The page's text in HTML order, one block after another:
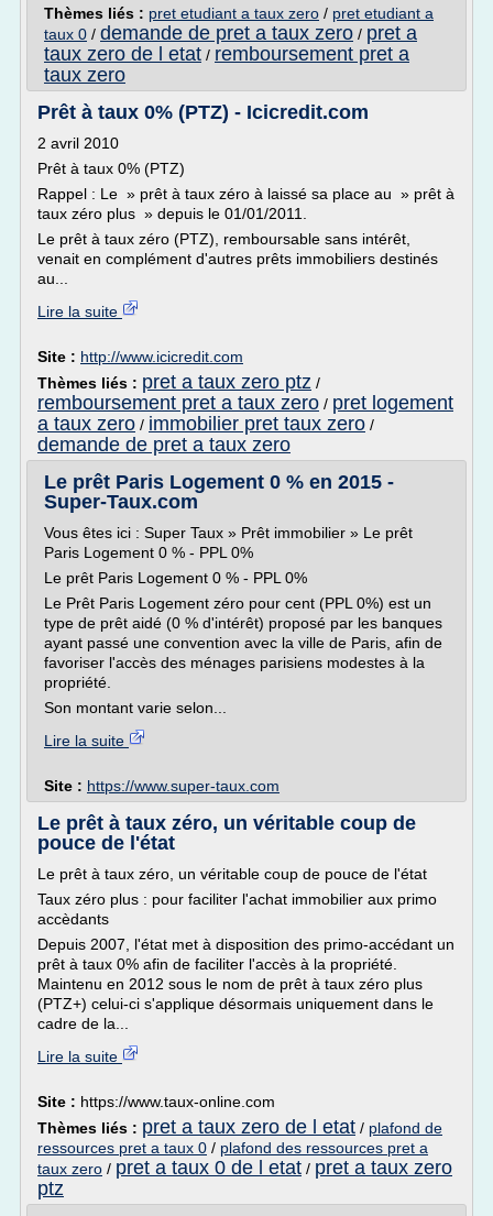
Thèmes liés : pret etudiant a taux zero / pret etudiant a
taux 0 / demande de pret a taux zero / pret a
taux zero de l etat / remboursement pret a
taux zero
Prêt à taux 0% (PTZ) - Icicredit.com
2 avril 2010
Prêt à taux 0% (PTZ)
Rappel : Le » prêt à taux zéro à laissé sa place au » prêt à
taux zéro plus » depuis le 01/01/2011.
Le prêt à taux zéro (PTZ), remboursable sans intérêt,
venait en complément d'autres prêts immobiliers destinés
au...
Lire la suite
Site : http://www.icicredit.com
Thèmes liés : pret a taux zero ptz /
remboursement pret a taux zero / pret logement
a taux zero / immobilier pret taux zero /
demande de pret a taux zero
Le prêt Paris Logement 0 % en 2015 -
Super-Taux.com
Vous êtes ici : Super Taux » Prêt immobilier » Le prêt
Paris Logement 0 % - PPL 0%
Le prêt Paris Logement 0 % - PPL 0%
Le Prêt Paris Logement zéro pour cent (PPL 0%) est un
type de prêt aidé (0 % d'intérêt) proposé par les banques
ayant passé une convention avec la ville de Paris, afin de
favoriser l'accès des ménages parisiens modestes à la
propriété.
Son montant varie selon...
Lire la suite
Site : https://www.super-taux.com
Le prêt à taux zéro, un véritable coup de
pouce de l'état
Le prêt à taux zéro, un véritable coup de pouce de l'état
Taux zéro plus : pour faciliter l'achat immobilier aux primo
accèdants
Depuis 2007, l'état met à disposition des primo-accédant un
prêt à taux 0% afin de faciliter l'accès à la propriété.
Maintenu en 2012 sous le nom de prêt à taux zéro plus
(PTZ+) celui-ci s'applique désormais uniquement dans le
cadre de la...
Lire la suite
Site : https://www.taux-online.com
Thèmes liés : pret a taux zero de l etat / plafond de
ressources pret a taux 0 / plafond des ressources pret a
taux zero / pret a taux 0 de l etat / pret a taux zero
ptz